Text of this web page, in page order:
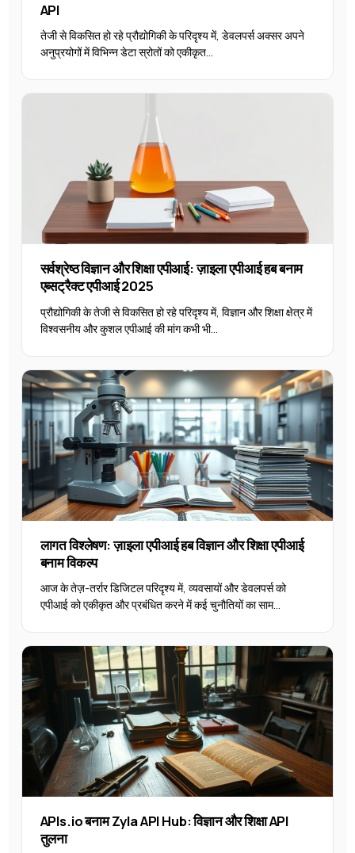
API
तेजी से विकसित हो रहे प्रौद्योगिकी के परिदृश्य में, डेवलपर्स अक्सर अपने
अनुप्रयोगों में विभिन्न डेटा स्रोतों को एकीकृत...
सर्वश्रेष्ठ विज्ञान और शिक्षा एपीआई: ज़ाइला एपीआई हब बनाम
एब्सट्रैक्ट एपीआई 2025
प्रौद्योगिकी के तेजी से विकसित हो रहे परिदृश्य में, विज्ञान और शिक्षा क्षेत्र में
विश्वसनीय और कुशल एपीआई की मांग कभी भी...
लागत विश्लेषण: ज़ाइला एपीआई हब विज्ञान और शिक्षा एपीआई
बनाम विकल्प
आज के तेज़-तर्रार डिजिटल परिदृश्य में, व्यवसायों और डेवलपर्स को
एपीआई को एकीकृत और प्रबंधित करने में कई चुनौतियों का साम...
APIs.io बनाम Zyla API Hub: विज्ञान और शिक्षा API
तुलना